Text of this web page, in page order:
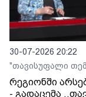
30-07-2026 20:22
"თავისუფალი
რეგიონში
- გადაცემა